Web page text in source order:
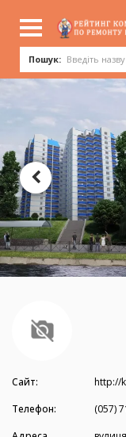
Пошук:
Сайт:
http://
Телефон:
(057)